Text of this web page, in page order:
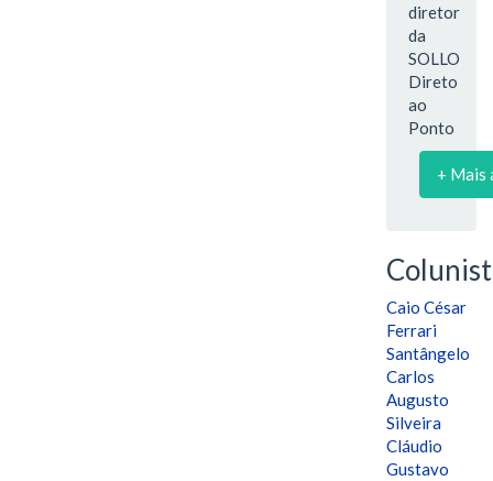
diretor
da
SOLLO
Direto
ao
Ponto
+ Mais
Caio César
Ferrari
Santângelo
Carlos
Augusto
Silveira
Cláudio
Gustavo